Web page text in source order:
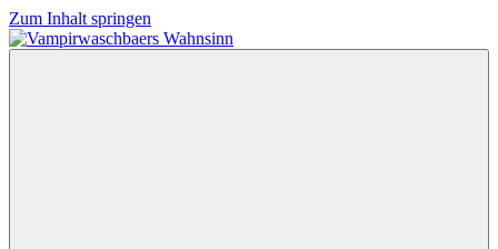
Zum Inhalt springen